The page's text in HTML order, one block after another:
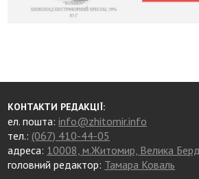
КОНТАКТИ РЕДАКЦІЇ:
ел. пошта:info@zhitomir.info
тел.: (067) 410-44-05
адреса: 10008, м.Житомир, Велика
головний редактор: Тамара Коваль